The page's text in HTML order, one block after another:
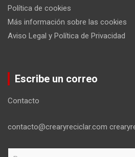
Política de cookies
Más información sobre las cookies
Aviso Legal y Política de Privacidad
Escribe un correo
Contacto
contacto@crearyreciclar.com